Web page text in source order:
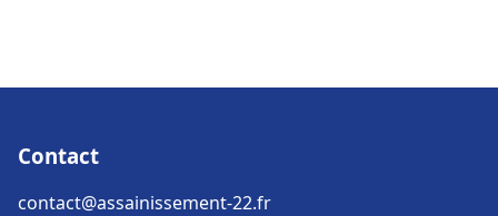
Contact
contact@assainissement-22.fr